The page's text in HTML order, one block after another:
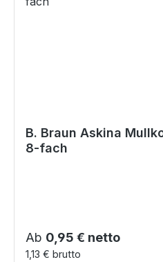
B. Braun Askina
8-fach
Regulärer Preis:
Ab 0,95 € netto
1,13 € brutto